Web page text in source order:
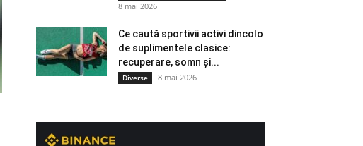
8 mai 2026
Ce caută sportivii activi dincolo
de suplimentele clasice:
recuperare, somn și...
Diverse 8 mai 2026